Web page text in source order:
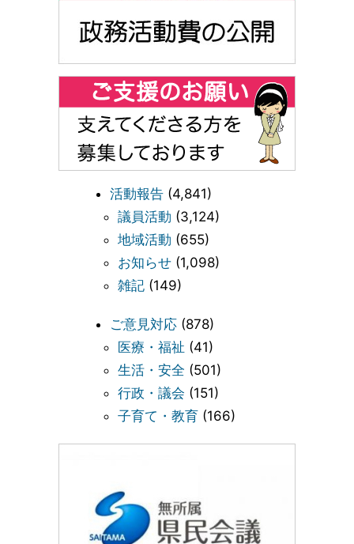
活動報告 (4,841)
議員活動 (3,124)
地域活動 (655)
お知らせ (1,098)
雑記 (149)
ご意見対応 (878)
医療・福祉 (41)
生活・安全 (501)
行政・議会 (151)
子育て・教育 (166)